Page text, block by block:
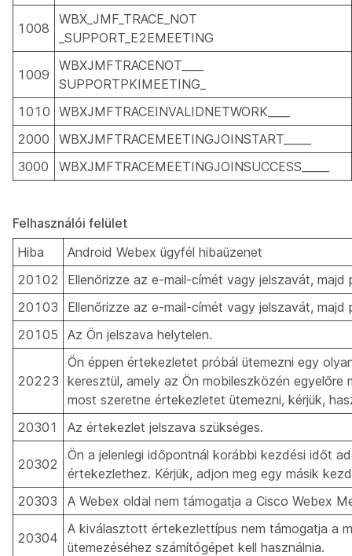
1008
WBX_JMF_TRACE_NOT
_SUPPORT_E2EMEETING
1009
WBXJMFTRACENOT____
SUPPORTPKIMEETING_
1010 WBXJMFTRACEINVALIDNETWORK____
2000
WBXJMFTRACEMEETINGJOINSTART_____
3000
WBXJMFTRACEMEETINGJOINSUCCESS_____
Felhasználói felület
Hiba
Android Webex ügyfél hibaüzenet
20102
Ellenőrizze az e-mail-címét vagy jelszavát, majd
20103
Ellenőrizze az e-mail-címét vagy jelszavát, majd
20105
Az Ön jelszava helytelen.
20223
Ön éppen értekezletet próbál ütemezni egy
keresztül, amely az Ön mobileszközén egyelőre
most szeretne értekezletet ütemezni, kérjük,
20301
Az értekezlet jelszava szükséges.
20302
Ön a jelenlegi időpontnál korábbi kezdési időt
értekezlethez. Kérjük, adjon meg egy másik
20303
A Webex oldal nem támogatja a Cisco Webex
20304
A kiválasztott értekezlettípus nem támogatja a
ütemezéséhez számítógépet kell használnia.